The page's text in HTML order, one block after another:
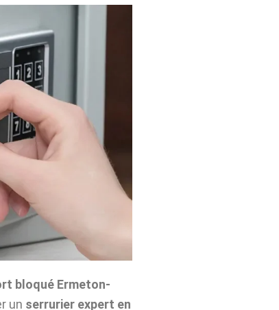
bloqué Ermeton-
un serrurier expert en